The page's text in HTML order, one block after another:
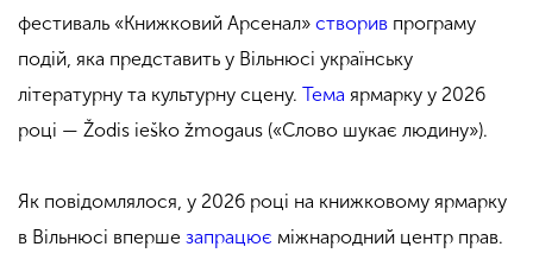
фестиваль «Книжковий Арсенал» створив програму
подій, яка представить у Вільнюсі українську
літературну та культурну сцену. Тема ярмарку у 2026
році — Žodis ieško žmogaus («Слово шукає людину»).
Як повідомлялося, у 2026 році на книжковому ярмарку
в Вільнюсі вперше запрацює міжнародний центр прав.